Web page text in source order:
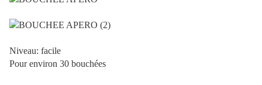
Niveau: facile
Pour environ 30 bouchées